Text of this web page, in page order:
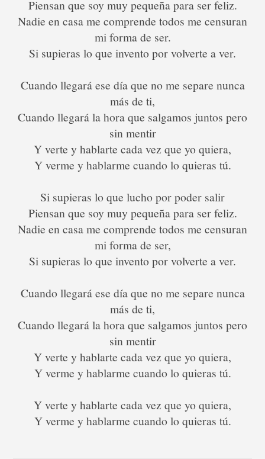
Piensan que soy muy pequeña para ser feliz.
Nadie en casa me comprende todos me censuran
mi forma de ser.
Si supieras lo que invento por volverte a ver.
Cuando llegará ese día que no me separe nunca
más de ti,
Cuando llegará la hora que salgamos juntos pero
sin mentir
Y verte y hablarte cada vez que yo quiera,
Y verme y hablarme cuando lo quieras tú.
Si supieras lo que lucho por poder salir
Piensan que soy muy pequeña para ser feliz.
Nadie en casa me comprende todos me censuran
mi forma de ser,
Si supieras lo que invento por volverte a ver.
Cuando llegará ese día que no me separe nunca
más de ti,
Cuando llegará la hora que salgamos juntos pero
sin mentir
Y verte y hablarte cada vez que yo quiera,
Y verme y hablarme cuando lo quieras tú.
Y verte y hablarte cada vez que yo quiera,
Y verme y hablarme cuando lo quieras tú.